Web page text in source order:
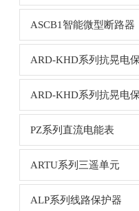
ASCB1智能微型断路器
ARD-KHD系列抗晃电
ARD-KHD系列抗晃电
PZ系列直流电能表
ARTU系列三遥单元
ALP系列线路保护器